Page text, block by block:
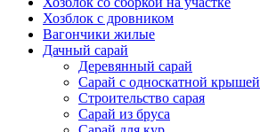
Хозблок с дровником
Вагончики жилые
Дачный сарай
Деревянный сарай
Cарай с односкатной крышей
Строительство сарая
Сарай из бруса